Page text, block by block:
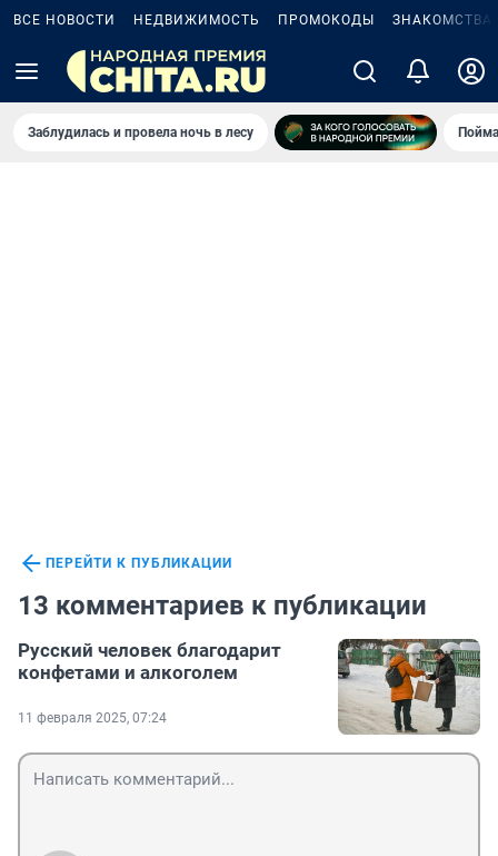
ВСЕ НОВОСТИ НЕДВИЖИМОСТЬ ПРОМОКОДЫ ЗНАКОМСТВА
Заблудилась и провела ночь в лесу
ПЕРЕЙТИ К ПУБЛИКАЦИИ
13 комментариев к публикации
Русский человек благодарит
конфетами и алкоголем
11 февраля 2025, 07:24